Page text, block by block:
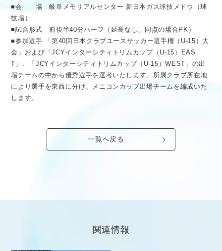
■会 場 岐阜メモリアルセンター 新日本ガス球技メドウ（球
技場）
■試合形式 前後半40分ハーフ（延長なし、同点の場合PK）
■参加選手 「第40回日本クラブユースサッカー選手権（U-15）大
会」および「JCYインターシティトリムカップ（U-15）EAS
T」、「JCYインターシティトリムカップ（U-15）WEST」の出
場チームの中から優秀選手を選考いたします。所属クラブ所在地
により選手を東西に分け、メニコンカップ出場チームを編成いた
します。
一覧へ戻る
関連情報